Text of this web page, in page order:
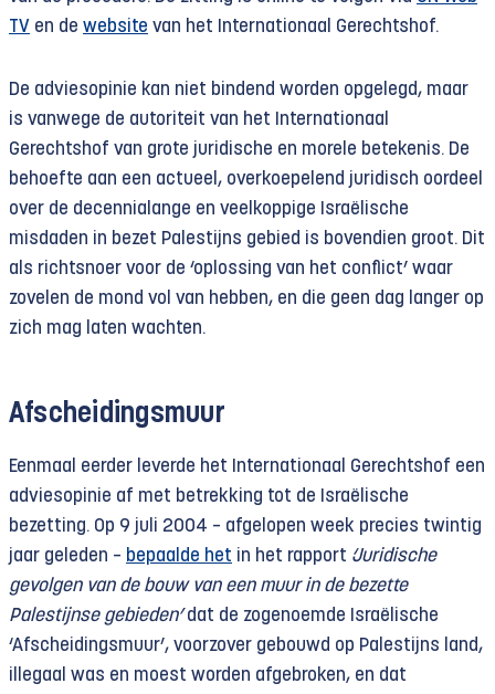
TV en de website van het Internationaal Gerechtshof.
De adviesopinie kan niet bindend worden opgelegd, maar
is vanwege de autoriteit van het Internationaal
Gerechtshof van grote juridische en morele betekenis. De
behoefte aan een actueel, overkoepelend juridisch oordeel
over de decennialange en veelkoppige Israëlische
misdaden in bezet Palestijns gebied is bovendien groot. Dit
als richtsnoer voor de ‘oplossing van het conflict’ waar
zovelen de mond vol van hebben, en die geen dag langer op
zich mag laten wachten.
Afscheidingsmuur
Eenmaal eerder leverde het Internationaal Gerechtshof een
adviesopinie af met betrekking tot de Israëlische
bezetting. Op 9 juli 2004 – afgelopen week precies twintig
jaar geleden – bepaalde het in het rapport ‘Juridische
gevolgen van de bouw van een muur in de bezette
Palestijnse gebieden’dat de zogenoemde Israëlische
‘Afscheidingsmuur’, voorzover gebouwd op Palestijns land,
illegaal was en moest worden afgebroken, en dat